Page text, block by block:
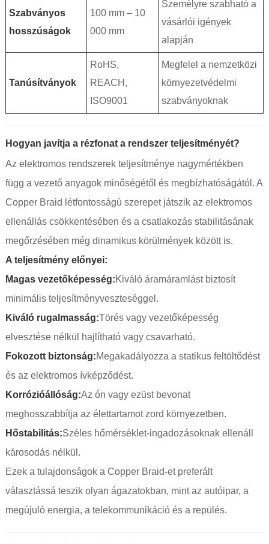
Szabványos
hosszúságok
100 mm – 10
000 mm
Személyre szabható a
vásárlói igények
alapján
Tanúsítványok
RoHS,
REACH,
ISO9001
Megfelel a nemzetközi
környezetvédelmi
szabványoknak
Hogyan javítja a rézfonat a rendszer teljesítményét?
Az elektromos rendszerek teljesítménye nagymértékben
függ a vezető anyagok minőségétől és megbízhatóságától. A
Copper Braid létfontosságú szerepet játszik az elektromos
ellenállás csökkentésében és a csatlakozás stabilitásának
megőrzésében még dinamikus körülmények között is.
A teljesítmény előnyei:
Magas vezetőképesség:Kiváló áramáramlást biztosít
minimális teljesítményveszteséggel.
Kiváló rugalmasság:Törés vagy vezetőképesség
elvesztése nélkül hajlítható vagy csavarható.
Fokozott biztonság:Megakadályozza a statikus feltöltődést
és az elektromos ívképződést.
Korrózióállóság:Az ón vagy ezüst bevonat
meghosszabbítja az élettartamot zord környezetben.
Hőstabilitás:Széles hőmérséklet-ingadozásoknak ellenáll
károsodás nélkül.
Ezek a tulajdonságok a Copper Braid-et preferált
választássá teszik olyan ágazatokban, mint az autóipar, a
megújuló energia, a telekommunikáció és a repülés.